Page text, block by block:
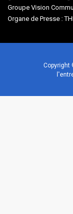
Groupe Vision
Organe de Presse :
Copyright